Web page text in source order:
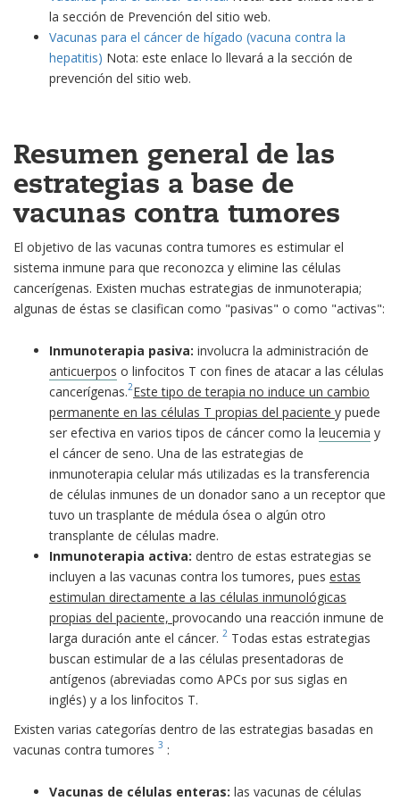
la sección de Prevención del sitio web.
Vacunas para el cáncer de hígado (vacuna contra la
hepatitis) Nota: este enlace lo llevará a la sección de
prevención del sitio web.
Resumen general de las
estrategias a base de
vacunas contra tumores
El objetivo de las vacunas contra tumores es estimular el
sistema inmune para que reconozca y elimine las células
cancerígenas. Existen muchas estrategias de inmunoterapia;
algunas de éstas se clasifican como "pasivas" o como "activas":
Inmunoterapia pasiva: involucra la administración de
anticuerpos o linfocitos T con fines de atacar a las células
cancerígenas.2Este tipo de terapia no induce un cambio
permanente en las células T propias del paciente y puede
ser efectiva en varios tipos de cáncer como la leucemia y
el cáncer de seno. Una de las estrategias de
inmunoterapia celular más utilizadas es la transferencia
de células inmunes de un donador sano a un receptor que
tuvo un trasplante de médula ósea o algún otro
transplante de células madre.
Inmunoterapia activa: dentro de estas estrategias se
incluyen a las vacunas contra los tumores, pues estas
estimulan directamente a las células inmunológicas
propias del paciente, provocando una reacción inmune de
larga duración ante el cáncer. 2 Todas estas estrategias
buscan estimular de a las células presentadoras de
antígenos (abreviadas como APCs por sus siglas en
inglés) y a los linfocitos T.
Existen varias categorías dentro de las estrategias basadas en
vacunas contra tumores 3 :
Vacunas de células enteras: las vacunas de células